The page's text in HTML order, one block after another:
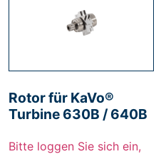
Rotor für KaVo®
Turbine 630B / 640B
Bitte loggen Sie sich ein,